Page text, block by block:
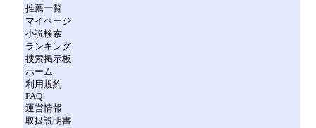
推薦一覧
マイページ
小説検索
ランキング
捜索掲示板
ホーム
利用規約
FAQ
運営情報
取扱説明書